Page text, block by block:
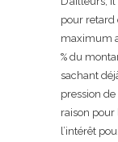
pour retard
maximum
% du
sachant
pression
raison pour
l’intérêt